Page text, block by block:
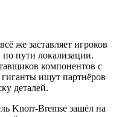
же заставляет игроков
пути локализации.
компонентов с
ищут партнёров
деталей.
Knorr-Bremse зашёл на